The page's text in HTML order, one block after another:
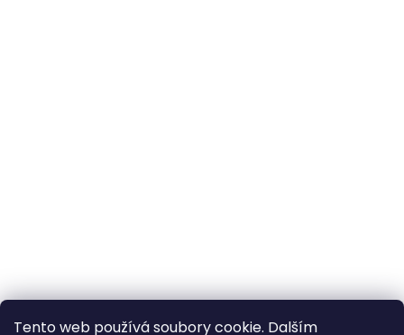
Tento web používá soubory cookie. Dalším